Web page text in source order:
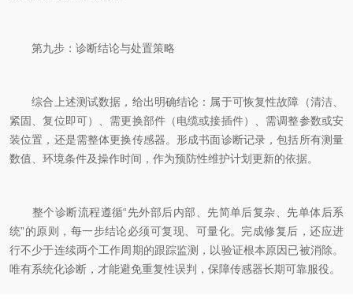
第九步：诊断结论与处置策略
综合上述测试数据，给出明确结论：属于可恢复性故障（清洁、
紧固、复位即可）、需更换部件（电缆或接插件）、需调整参数或安
装位置，还是需整体更换传感器。形成书面诊断记录，包括所有测量
数值、环境条件及操作时间，作为预防性维护计划更新的依据。
整个诊断流程遵循“先外部后内部、先简单后复杂、先单体后系
统”的原则，每一步结论必须可复现、可量化。完成修复后，还应进
行不少于连续两个工作周期的跟踪监测，以验证根本原因已被消除。
唯有系统化诊断，才能避免重复性误判，保障传感器长期可靠服役。